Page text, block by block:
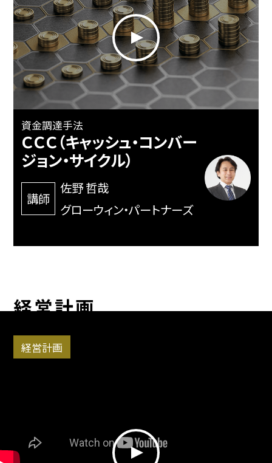
資金調達手法
ＣＣＣ（キャッシュ・コンバー
ジョン・サイクル）
講師
佐野 哲哉
グローウィン・パートナーズ
経営計画
経営計画